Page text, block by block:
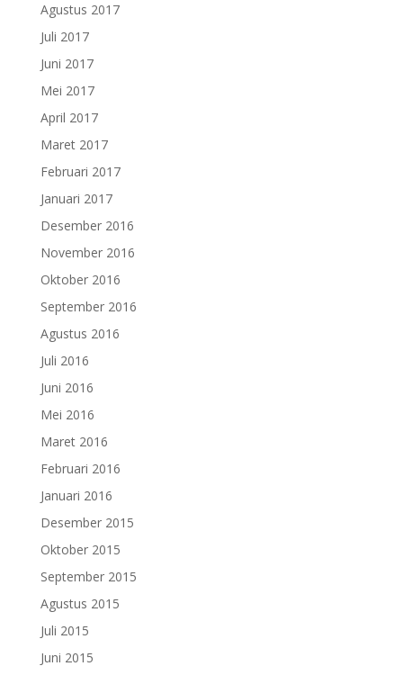
Agustus 2017
Juli 2017
Juni 2017
Mei 2017
April 2017
Maret 2017
Februari 2017
Januari 2017
Desember 2016
November 2016
Oktober 2016
September 2016
Agustus 2016
Juli 2016
Juni 2016
Mei 2016
Maret 2016
Februari 2016
Januari 2016
Desember 2015
Oktober 2015
September 2015
Agustus 2015
Juli 2015
Juni 2015